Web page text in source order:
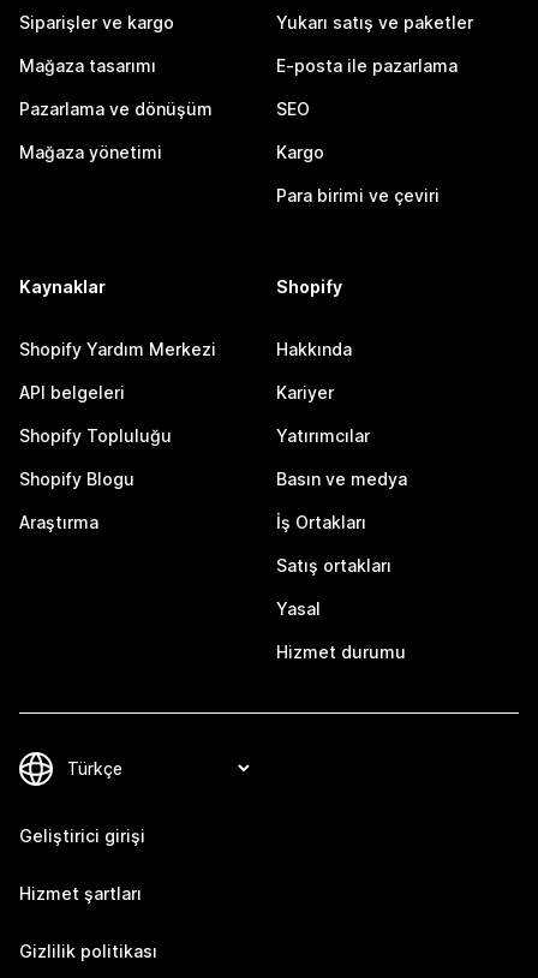
Siparişler ve kargo
Mağaza tasarımı
Pazarlama ve dönüşüm
Mağaza yönetimi
Yukarı satış ve paketler
E-posta ile pazarlama
SEO
Kargo
Para birimi ve çeviri
Kaynaklar
Shopify Yardım Merkezi
API belgeleri
Shopify Topluluğu
Shopify Blogu
Araştırma
Shopify
Hakkında
Kariyer
Yatırımcılar
Basın ve medya
İş Ortakları
Satış ortakları
Yasal
Hizmet durumu
Geliştirici girişi
Hizmet şartları
Gizlilik politikası